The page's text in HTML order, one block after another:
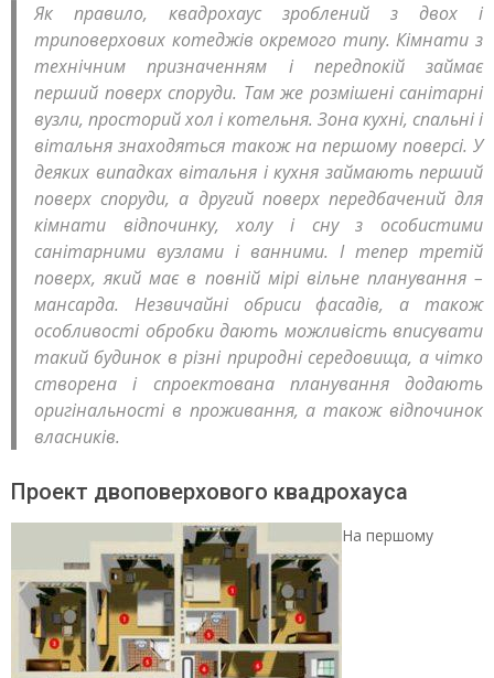
Як правило, квадрохаус зроблений з двох і
триповерхових котеджів окремого типу. Кімнати з
технічним призначенням і передпокій займає
перший поверх споруди. Там же розмішені санітарні
вузли, просторий хол і котельня. Зона кухні, спальні і
вітальня знаходяться також на першому поверсі. У
деяких випадках вітальня і кухня займають перший
поверх споруди, а другий поверх передбачений для
кімнати відпочинку, холу і сну з особистими
санітарними вузлами і ванними. І тепер третій
поверх, який має в повній мірі вільне планування –
мансарда. Незвичайні обриси фасадів, а також
особливості обробки дають можливість вписувати
такий будинок в різні природні середовища, а чітко
створена і спроектована планування додають
оригінальності в проживання, а також відпочинок
власників.
Проект двоповерхового квадрохауса
На першому